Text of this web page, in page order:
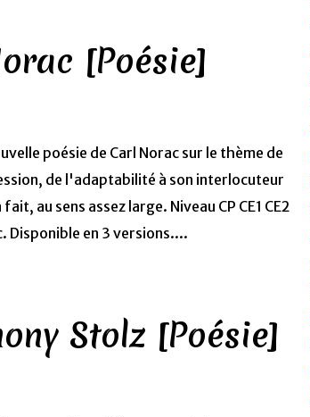
[Poésie]
poésie de Carl Norac sur le thème de
de l'adaptabilité à son interlocuteur
au sens assez large. Niveau CP CE1 CE2
Disponible en 3 versions....
Stolz [Poésie]